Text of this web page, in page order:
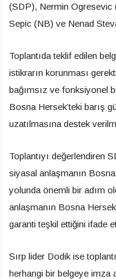
(SDP), Nermin Ogresevic
Sepic (NB) ve Nenad
Toplantıda teklif edilen
istikrarın korunması
bağımsız ve fonksiyonel
Bosna Hersek’teki barış
uzatılmasına destek
Toplantıyı değerlendiren
siyasal anlaşmanın
yolunda önemli bir adım
anlaşmanın Bosna
garanti teşkil ettiğini ifade
Sırp lider Dodik ise
herhangi bir belgeye imza